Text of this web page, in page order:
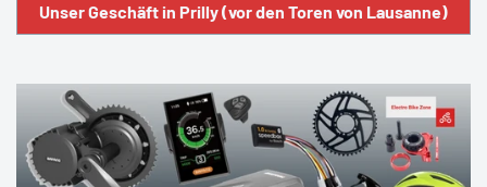
Unser Geschäft in Prilly (vor den Toren von Lausanne)